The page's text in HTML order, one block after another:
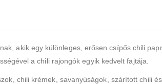
akik egy különleges, erősen csípős chili
a chili rajongók egyik kedvelt fajtája.
chili krémek, savanyúságok, szárított chili